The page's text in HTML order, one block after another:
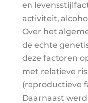
en
activiteit,
Over het
de echte
deze factoren
met relatieve
(reproductieve
Daarnaast